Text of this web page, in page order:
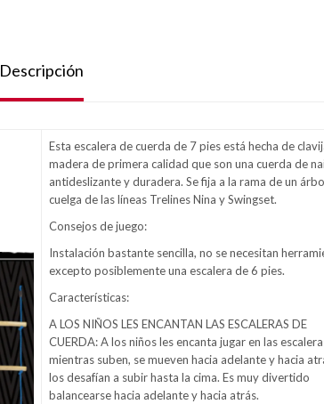
Descripción
Esta escalera de cuerda de 7 pies está hecha de
madera de primera calidad que son una cuerda de
antideslizante y duradera. Se fija a la rama de un
cuelga de las líneas Trelines Nina y Swingset.
Consejos de juego:
Instalación bastante sencilla, no se necesitan
excepto posiblemente una escalera de 6 pies.
Características:
A LOS NIÑOS LES ENCANTAN LAS ESCALERAS DE
CUERDA: A los niños les encanta jugar en las
mientras suben, se mueven hacia adelante y hacia
los desafían a subir hasta la cima. Es muy divertido
balancearse hacia adelante y hacia atrás.